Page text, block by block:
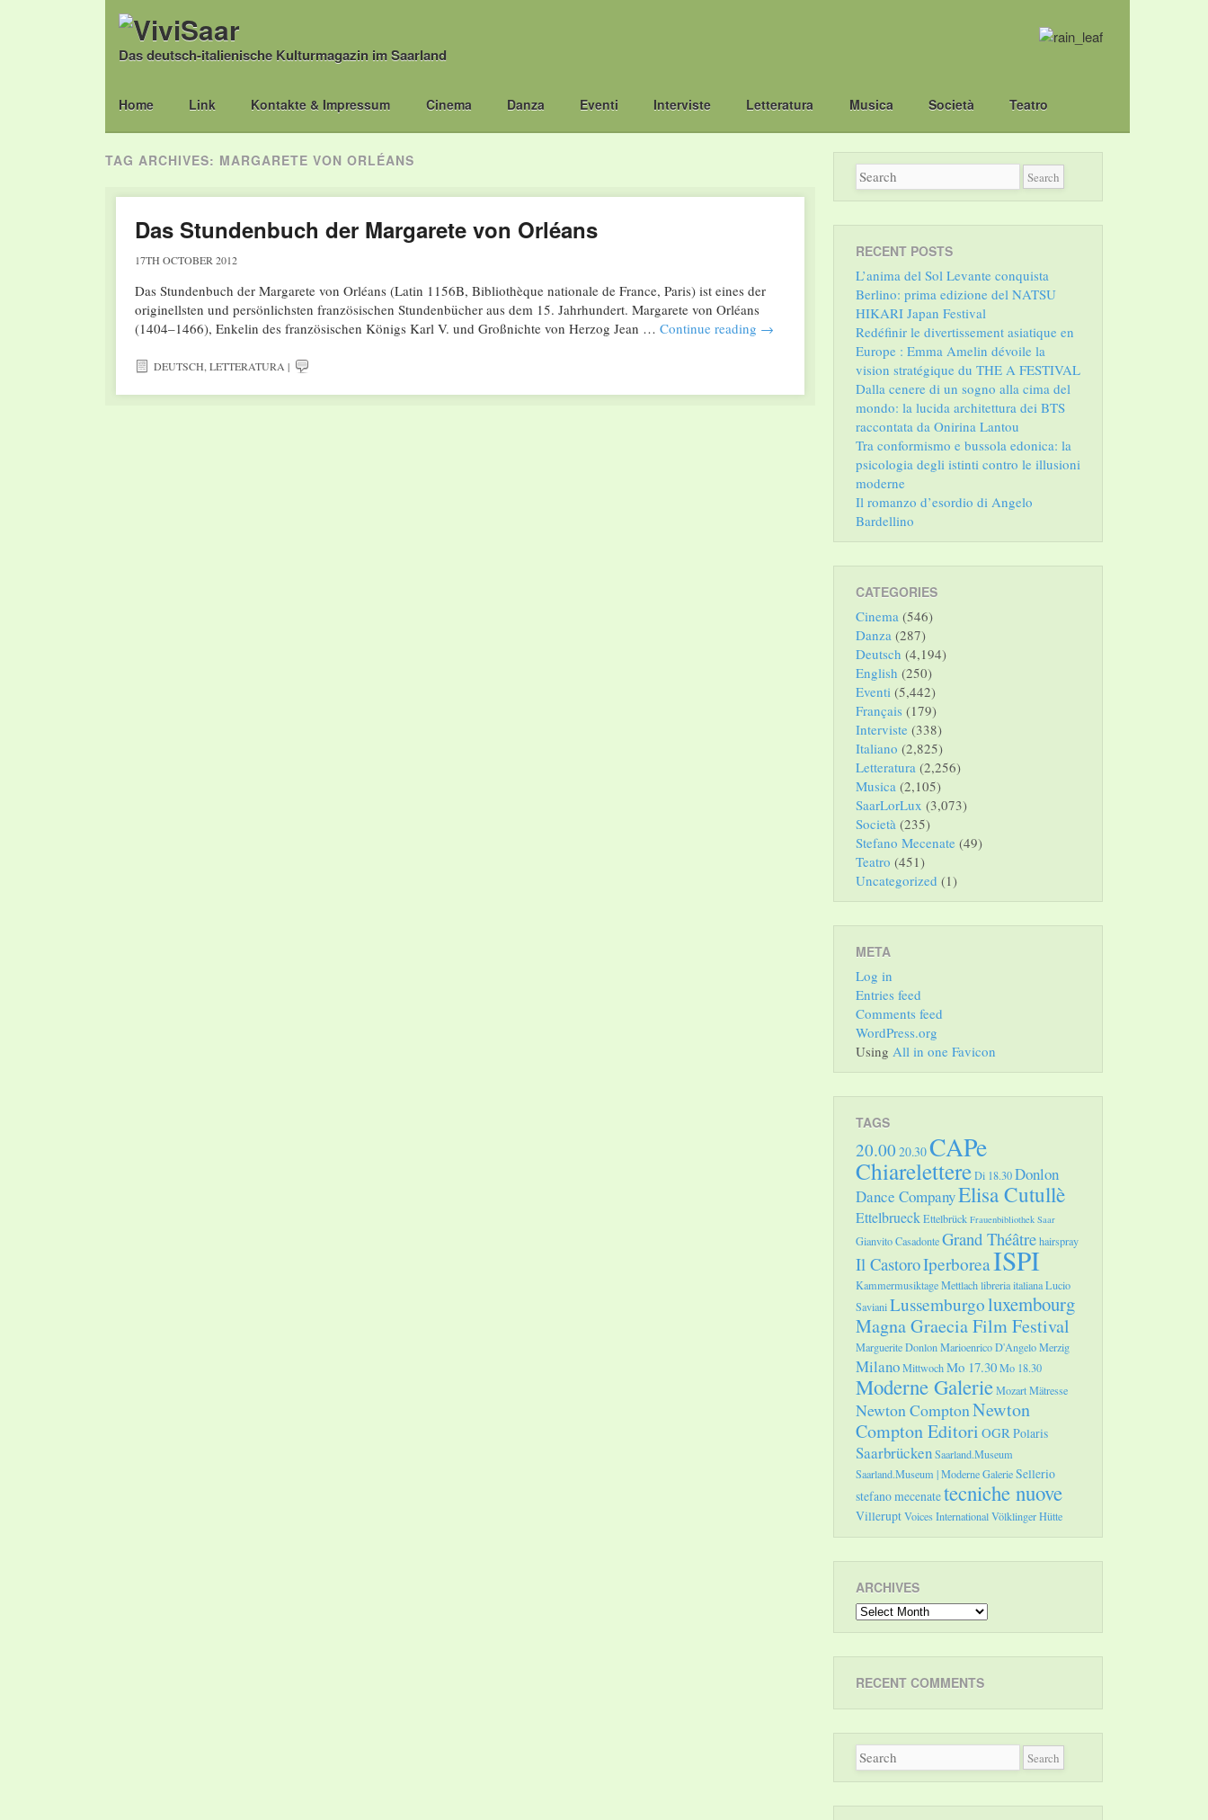
Das deutsch-italienische Kulturmagazin im Saarland
Main menu
Skip
Home Link Kontakte & Impressum Cinema Danza Eventi Interviste Letteratura Musica Società Teatro
TAG ARCHIVES: MARGARETE VON ORLÉANS
Das Stundenbuch der Margarete von Orléans
17TH OCTOBER 2012
Das Stundenbuch der Margarete von Orléans (Latin 1156B, Bibliothèque nationale de France, Paris) ist eines der
originellsten und persönlichsten französischen Stundenbücher aus dem 15. Jahrhundert. Margarete von Orléans
(1404–1466), Enkelin des französischen Königs Karl V. und Großnichte von Herzog Jean … Continue reading →
DEUTSCH,LETTERATURA |
RECENT POSTS
L’anima del Sol Levante conquista
Berlino: prima edizione del NATSU
HIKARI Japan Festival
Redéfinir le divertissement asiatique en
Europe : Emma Amelin dévoile la
vision stratégique du THE A FESTIVAL
Dalla cenere di un sogno alla cima del
mondo: la lucida architettura dei BTS
raccontata da Onirina Lantou
Tra conformismo e bussola edonica: la
psicologia degli istinti contro le illusioni
moderne
Il romanzo d’esordio di Angelo
Bardellino
CATEGORIES
Cinema (546)
Danza (287)
Deutsch (4,194)
English (250)
Eventi (5,442)
Français (179)
Interviste (338)
Italiano (2,825)
Letteratura (2,256)
Musica (2,105)
SaarLorLux (3,073)
Società (235)
Stefano Mecenate (49)
Teatro (451)
Uncategorized (1)
META
Log in
Entries feed
Comments feed
WordPress.org
Using All in one Favicon
TAGS
20.00 20.30CAPe
ChiarelettereDi 18.30Donlon
Dance CompanyElisa Cutullè
EttelbrueckEttelbrück Frauenbibliothek Saar
Gianvito CasadonteGrand Théâtrehairspray
Il CastoroIperboreaISPI
Kammermusiktage Mettlachlibreria italianaLucio
SavianiLussemburgoluxembourg
Magna Graecia Film Festival
Marguerite DonlonMarioenrico D'AngeloMerzig
MilanoMittwochMo 17.30Mo 18.30
Moderne GalerieMozartMätresse
Newton ComptonNewton
Compton Editori OGRPolaris
SaarbrückenSaarland.Museum
Saarland.Museum | Moderne GalerieSellerio
stefano mecenatetecniche nuove
VilleruptVoices InternationalVölklinger Hütte
ARCHIVES
Archives
RECENT COMMENTS